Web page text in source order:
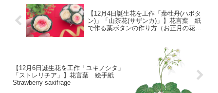
【12月4日誕生花を工作「葉牡丹(ハボタ
ン)」「山茶花(サザンカ)」】花言葉 紙
で作る葉ボタンの作り方（お正月の花）
【12月6日誕生花を工作「ユキノシタ」
「ストレリチア」】花言葉 絵手紙
Strawberry saxifrage